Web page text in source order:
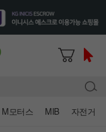
M모터스 MIB 자전거